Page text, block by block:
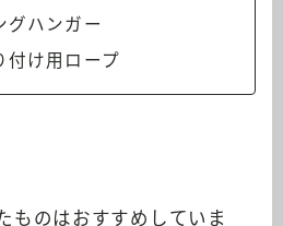
グハンガー
付け用ロープ
ものはおすすめしていま